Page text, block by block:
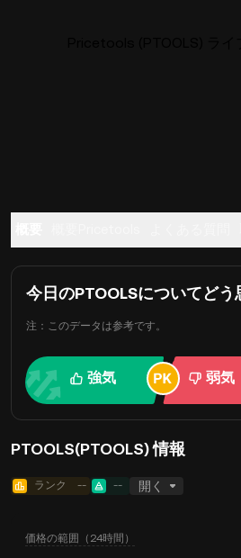
今日のPTOOLSについてどう
注：このデータは参考です。
強気 弱気
PTOOLS(PTOOLS) 情報
ランク -- -- 開く
価格の範囲（24時間）